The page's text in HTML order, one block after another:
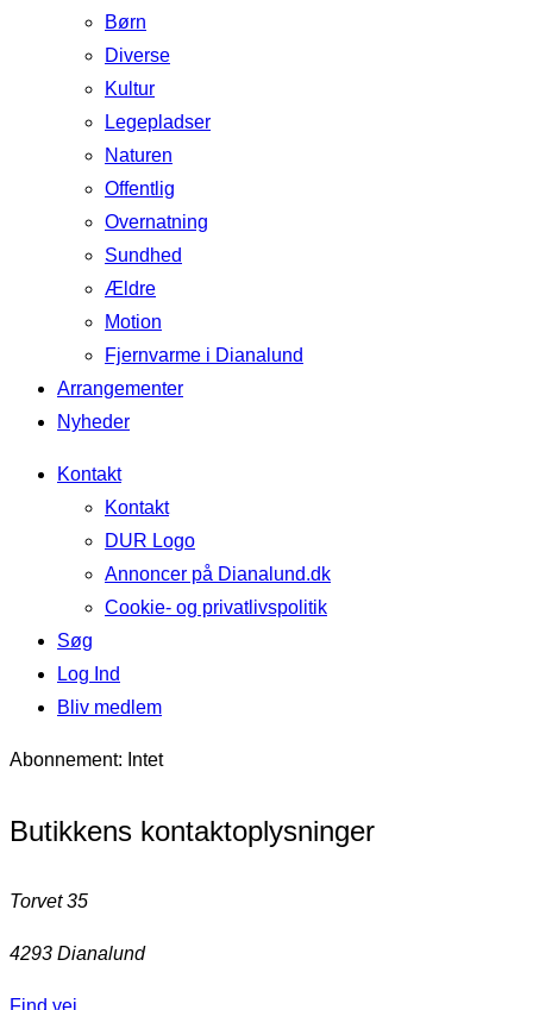
Børn
Diverse
Kultur
Legepladser
Naturen
Offentlig
Overnatning
Sundhed
Ældre
Motion
Fjernvarme i Dianalund
Arrangementer
Nyheder
Kontakt
Kontakt
DUR Logo
Annoncer på Dianalund.dk
Cookie- og privatlivspolitik
Søg
Log Ind
Bliv medlem
Abonnement: Intet
Butikkens kontaktoplysninger
Torvet 35
4293 Dianalund
Find vej